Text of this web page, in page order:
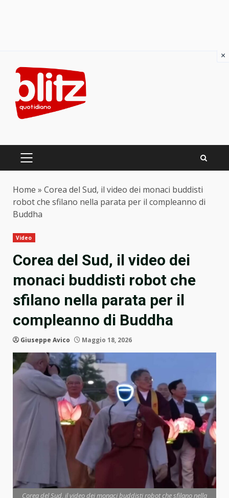
content
PRIMARY
Home » Corea del Sud, il video dei monaci buddisti
robot che sfilano nella parata per il compleanno di
Buddha
Video
Corea del Sud, il video dei
monaci buddisti robot che
sfilano nella parata per il
compleanno di Buddha
Giuseppe Avico Maggio 18, 2026
Corea del Sud, il video dei monaci buddisti robot che sfilano nella
×